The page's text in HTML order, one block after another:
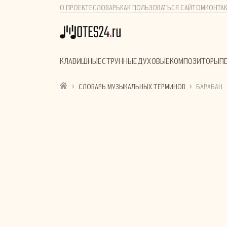
О ПРОЕКТЕСЛОВАРЬ КАК ПОЛЬЗОВАТЬСЯ САЙТОМ
КЛАВИШНЫЕСТРУННЫЕДУХОВЫЕКОМПОЗИТОРЫ
› СЛОВАРЬ МУЗЫКАЛЬНЫХ ТЕРМИНОВ › БАРАБАН